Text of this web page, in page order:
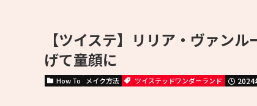
【ツイステ】リリア・ヴァン
げて童顔に
How To メイク方法 ツイステッドワンダーランド 2024